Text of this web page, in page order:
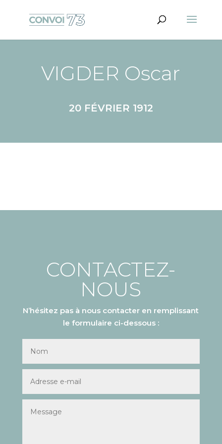
VIGDER Oscar
20 FÉVRIER 1912
CONTACTEZ-
NOUS
N’hésitez pas à nous contacter en remplissant
le formulaire ci-dessous :